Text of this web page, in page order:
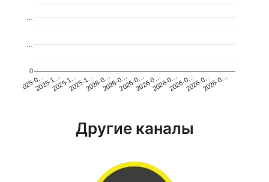
2025-0…2025-1…2025-1…2025-1…2026-0…2026-0…2026-0…2026-0…2026-0…2026-0…2026-0…2026-0…
0
Другие каналы